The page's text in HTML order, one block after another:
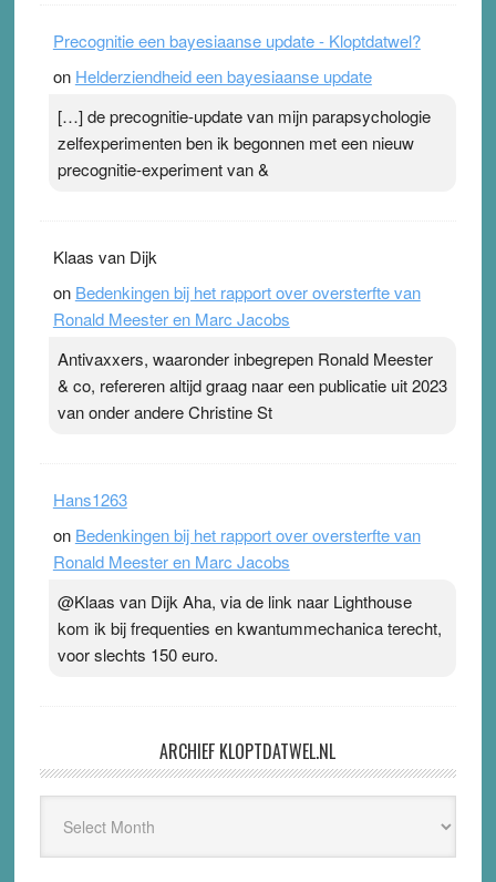
Precognitie een bayesiaanse update - Kloptdatwel?
on Helderziendheid een bayesiaanse update
[…] de precognitie-update van mijn parapsychologie
zelfexperimenten ben ik begonnen met een nieuw
precognitie-experiment van &
Klaas van Dijk
on Bedenkingen bij het rapport over oversterfte van
Ronald Meester en Marc Jacobs
Antivaxxers, waaronder inbegrepen Ronald Meester
& co, refereren altijd graag naar een publicatie uit 2023
van onder andere Christine St
Hans1263
on Bedenkingen bij het rapport over oversterfte van
Ronald Meester en Marc Jacobs
@Klaas van Dijk Aha, via de link naar Lighthouse
kom ik bij frequenties en kwantummechanica terecht,
voor slechts 150 euro.
ARCHIEF KLOPTDATWEL.NL
Kloptdatwel.nl